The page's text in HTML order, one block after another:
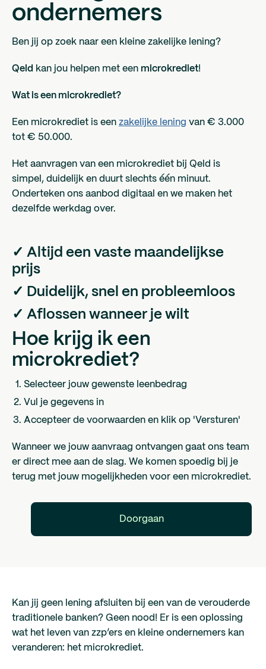
ondernemers
Ben jij op zoek naar een kleine zakelijke lening?
Qeld kan jou helpen met een microkrediet!
Wat is een microkrediet?
Een microkrediet is een zakelijke lening van € 3.000
tot € 50.000.
Het aanvragen van een microkrediet bij Qeld is
simpel, duidelijk en duurt slechts één minuut.
Onderteken ons aanbod digitaal en we maken het
dezelfde werkdag over.
✓ Altijd een vaste maandelijkse
prijs
✓ Duidelijk, snel en probleemloos
✓ Aflossen wanneer je wilt
Hoe krijg ik een
microkrediet?
Selecteer jouw gewenste leenbedrag
Vul je gegevens in
Accepteer de voorwaarden en klik op 'Versturen'
Wanneer we jouw aanvraag ontvangen gaat ons team
er direct mee aan de slag. We komen spoedig bij je
terug met jouw mogelijkheden voor een microkrediet.
Doorgaan
Kan jij geen lening afsluiten bij een van de verouderde
traditionele banken? Geen nood! Er is een oplossing
wat het leven van zzp’ers en kleine ondernemers kan
veranderen: het microkrediet.